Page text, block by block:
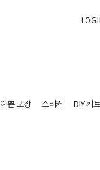
예쁜 포장 스티커 DIY 키